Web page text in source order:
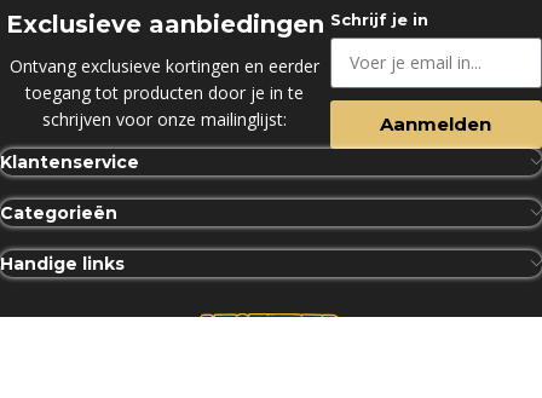
Exclusieve aanbiedingen
Ontvang exclusieve kortingen en eerder
toegang tot producten door je in te
schrijven voor onze mailinglijst:
Schrijf je in
Aanmelden
Klantenservice
Categorieën
Handige links